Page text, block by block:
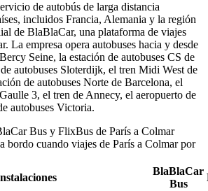
de autobús de larga distancia
incluidos Francia, Alemania y la región
de BlaBlaCar, una plataforma de viajes
La empresa opera autobuses hacia y desde
Seine, la estación de autobuses CS de
autobuses Sloterdijk, el tren Midi West de
de autobuses Norte de Barcelona, ​​el
3, el tren de Annecy, el aeropuerto de
autobuses Victoria.
Bus y FlixBus de París a Colmar
bordo cuando viajes de París a Colmar por
BlaBlaCar
Bus